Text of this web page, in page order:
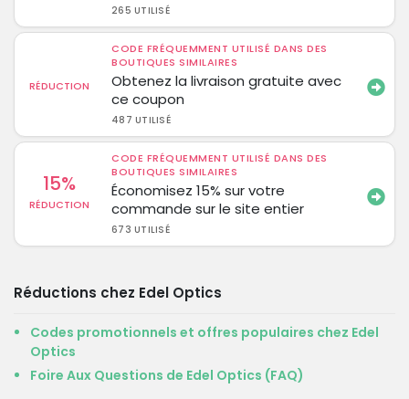
265 UTILISÉ
RÉDUCTION
CODE FRÉQUEMMENT UTILISÉ DANS DES
BOUTIQUES SIMILAIRES
Obtenez la livraison gratuite avec
ce coupon
487 UTILISÉ
15%
RÉDUCTION
CODE FRÉQUEMMENT UTILISÉ DANS DES
BOUTIQUES SIMILAIRES
Économisez 15% sur votre
commande sur le site entier
673 UTILISÉ
Réductions chez Edel Optics
Codes promotionnels et offres populaires chez Edel
Optics
Foire Aux Questions de Edel Optics (FAQ)